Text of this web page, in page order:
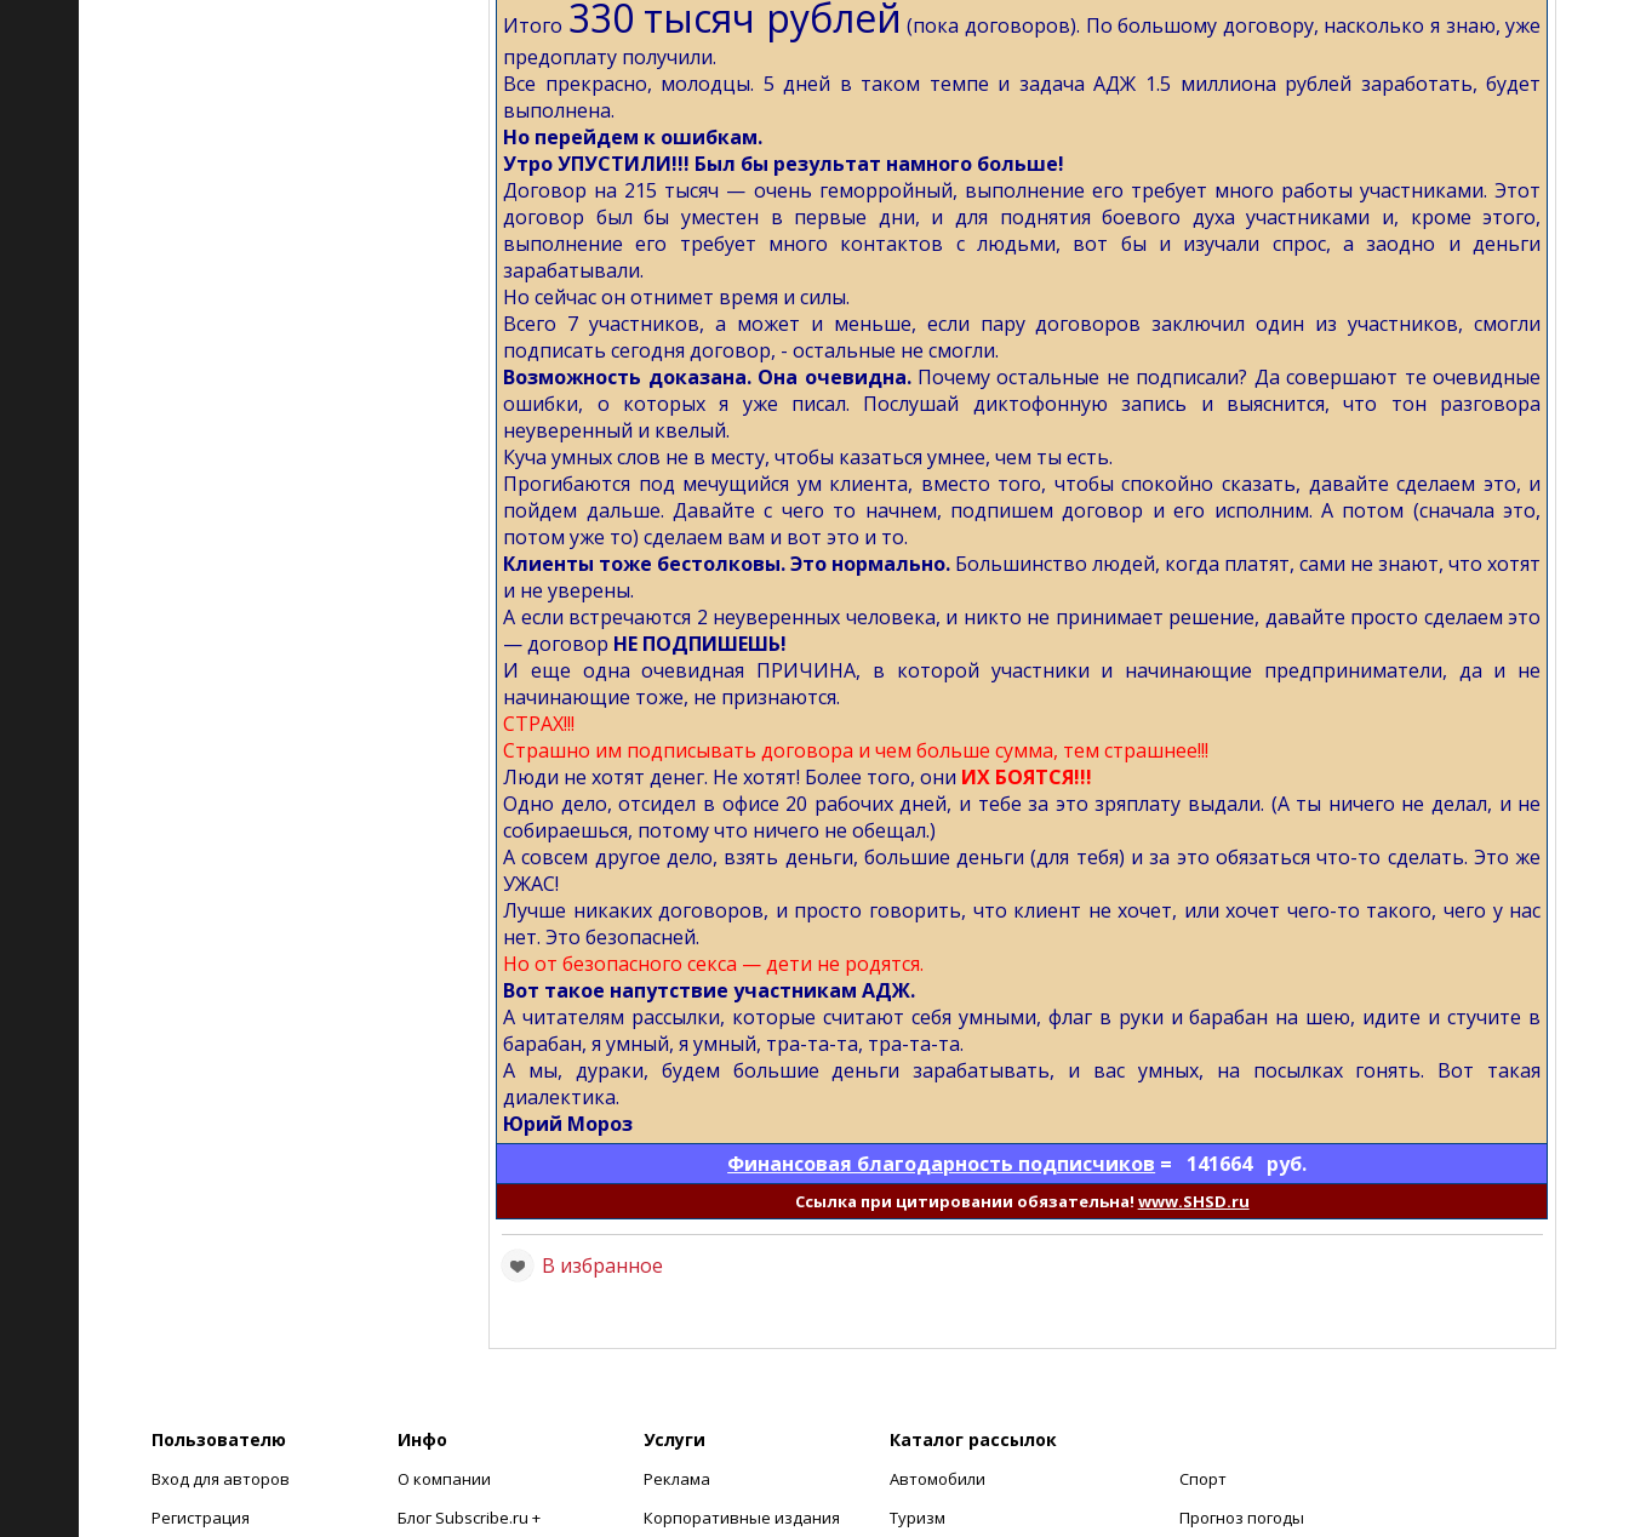
Итого 330 тысяч рублей (пока договоров). По большому договору, насколько я знаю, уже
предоплату получили.
Все прекрасно, молодцы. 5 дней в таком темпе и задача АДЖ 1.5 миллиона рублей заработать, будет
выполнена.
Но перейдем к ошибкам.
Утро УПУСТИЛИ!!! Был бы результат намного больше!
Договор на 215 тысяч — очень геморройный, выполнение его требует много работы участниками. Этот
договор был бы уместен в первые дни, и для поднятия боевого духа участниками и, кроме этого,
выполнение его требует много контактов с людьми, вот бы и изучали спрос, а заодно и деньги
зарабатывали.
Но сейчас он отнимет время и силы.
Всего 7 участников, а может и меньше, если пару договоров заключил один из участников, смогли
подписать сегодня договор, - остальные не смогли.
Возможность доказана. Она очевидна.Почему остальные не подписали? Да совершают те очевидные
ошибки, о которых я уже писал. Послушай диктофонную запись и выяснится, что тон разговора
неуверенный и квелый.
Куча умных слов не в месту, чтобы казаться умнее, чем ты есть.
Прогибаются под мечущийся ум клиента, вместо того, чтобы спокойно сказать, давайте сделаем это, и
пойдем дальше. Давайте с чего то начнем, подпишем договор и его исполним. А потом (сначала это,
потом уже то) сделаем вам и вот это и то.
Клиенты тоже бестолковы. Это нормально. Большинство людей, когда платят, сами не знают, что хотят
и не уверены.
А если встречаются 2 неуверенных человека, и никто не принимает решение, давайте просто сделаем это
— договор НЕ ПОДПИШЕШЬ!
И еще одна очевидная ПРИЧИНА, в которой участники и начинающие предприниматели, да и не
начинающие тоже, не признаются.
СТРАХ!!!
Страшно им подписывать договора и чем больше сумма, тем страшнее!!!
Люди не хотят денег. Не хотят! Более того, они ИХ БОЯТСЯ!!!
Одно дело, отсидел в офисе 20 рабочих дней, и тебе за это зряплату выдали. (А ты ничего не делал, и не
собираешься, потому что ничего не обещал.)
А совсем другое дело, взять деньги, большие деньги (для тебя) и за это обязаться что-то сделать. Это же
УЖАС!
Лучше никаких договоров, и просто говорить, что клиент не хочет, или хочет чего-то такого, чего у нас
нет. Это безопасней.
Но от безопасного секса — дети не родятся.
Вот такое напутствие участникам АДЖ.
А читателям рассылки, которые считают себя умными, флаг в руки и барабан на шею, идите и стучите в
барабан, я умный, я умный, тра-та-та, тра-та-та.
А мы, дураки, будем большие деньги зарабатывать, и вас умных, на посылках гонять. Вот такая
диалектика.
Юрий Мороз
Финансовая благодарность подписчиков = 141664 руб.
Cсылка при цитировании обязательна! www.SHSD.ru
В избранное
Пользователю
Вход для авторов
Регистрация
Инфо
О компании
Блог Subscribe.ru +
Услуги
Реклама
Корпоративные издания
Каталог рассылок
Автомобили
Туризм
Спорт
Прогноз погоды